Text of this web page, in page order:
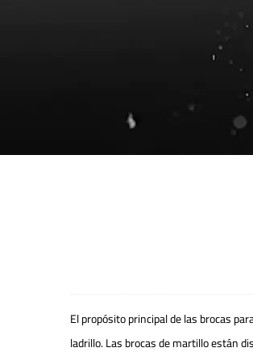
El propósito principal de las brocas
ladrillo. Las brocas de martillo están